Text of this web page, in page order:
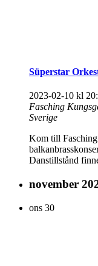
Süperstar
2023-02-10 kl
Fasching
Sverige
Kom till
Danstillstånd
november
ons 30